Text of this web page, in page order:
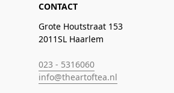
CONTACT
Grote Houtstraat 153
2011SL Haarlem
023 - 5316060
info@theartoftea.nl